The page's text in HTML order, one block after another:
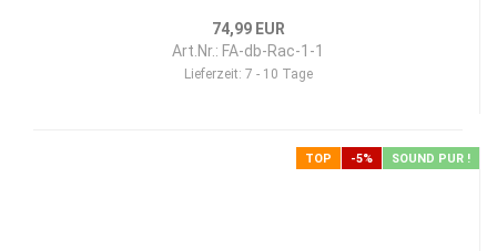
74,99 EUR
Art.Nr.: FA-db-Rac-1-1
Lieferzeit: 7 - 10 Tage
TOP -5% SOUND PUR !